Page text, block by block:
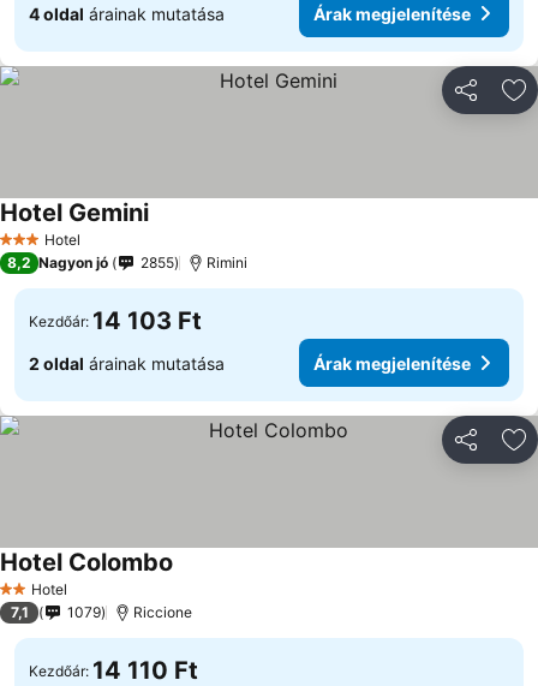
4 oldal árainak mutatása Árak megjelenítése
3 Kategória
Hotel
Hotel Gemini
8,2 Nagyon jó 2855 Rimini
Kezdőár: 14 103 Ft
2 oldal árainak mutatása Árak megjelenítése
2 Kategória
Hotel
Hotel Colombo
7,1 1079 Riccione
Kezdőár: 14 110 Ft